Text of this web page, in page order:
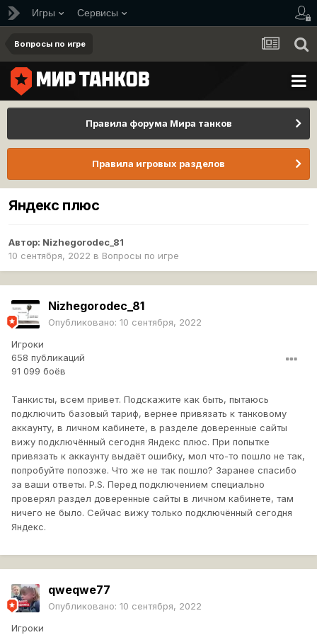
Игры Сервисы
Вопросы по игре
Правила форума Мира танков
Правила игровых разделов
Яндекс плюс
Автор: Nizhegorodec_81
10 сентября, 2022 в Вопросы по игре
Nizhegorodec_81
Опубликовано: 10 сентября, 2022
Игроки
658 публикаций
91 099 боёв
Танкисты, всем привет. Подскажите как быть, пытаюсь
подключить базовый тариф, вернее привязать к танковому
аккаунту, в личном кабинете, в разделе доверенные сайты
вижу подключённый сегодня Яндекс плюс. При попытке
привязать к аккаунту выдаёт ошибку, мол что-то пошло не так,
попробуйте попозже. Что же не так пошло? Заранее спасибо
за ваши ответы. P.S. Перед подключением специально
проверял раздел доверенные сайты в личном кабинете, там
ничего не было. Сейчас вижу только подключённый сегодня
Яндекс.
qweqwe77
Опубликовано: 10 сентября, 2022
Игроки